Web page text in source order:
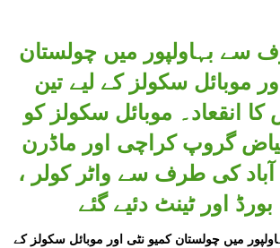
سے بہاولپور میں چولستان
موبائل سکولز کے لیے تین
انقعاد۔ موبائل سکولز کو
فیاض گروپ کراچی اور ماڈرن
آباد کی طرف سے واٹر کولر ،
اور ٹینٹ دئیے گئے
میں چولستان کمیو نٹی اور موبائل سکولز کے